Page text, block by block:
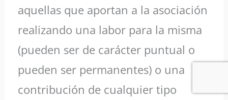
aquellas que aportan a la asociación
realizando una labor para la misma
(pueden ser de carácter puntual o
pueden ser permanentes) o una
contribución de cualquier tipo